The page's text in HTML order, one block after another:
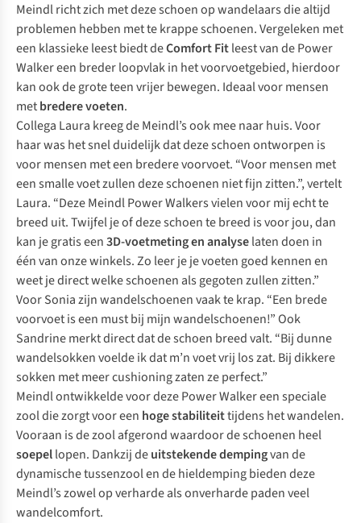
Meindl richt zich met deze schoen op wandelaars die altijd
problemen hebben met te krappe schoenen. Vergeleken met
een klassieke leest biedt deComfort Fitleest van de Power
Walker een breder loopvlak in het voorvoetgebied, hierdoor
kan ook de grote teen vrijer bewegen. Ideaal voor mensen
metbredere voeten.
Collega Laura kreeg de Meindl’s ook mee naar huis. Voor
haar was het snel duidelijk dat deze schoen ontworpen is
voor mensen met een bredere voorvoet. “Voor mensen met
een smalle voet zullen deze schoenen niet fijn zitten.”, vertelt
Laura. “Deze Meindl Power Walkers vielen voor mij echt te
breed uit. Twijfel je of deze schoen te breed is voor jou, dan
kan je gratis een3D-voetmeting en analyselaten doen in
één van onze winkels. Zo leer je je voeten goed kennen en
weet je direct welke schoenen als gegoten zullen zitten.”
Voor Sonia zijn wandelschoenen vaak te krap. “Een brede
voorvoet is een must bij mijn wandelschoenen!” Ook
Sandrine merkt direct dat de schoen breed valt. “Bij dunne
wandelsokken voelde ik dat m’n voet vrij los zat. Bij dikkere
sokken met meer cushioning zaten ze perfect.”
Meindl ontwikkelde voor deze Power Walker een speciale
zool die zorgt voor een hoge stabiliteittijdens het wandelen.
Vooraan is de zool afgerond waardoor de schoenen heel
soepellopen. Dankzij deuitstekende dempingvan de
dynamische tussenzool en de hieldemping bieden deze
Meindl’s zowel op verharde als onverharde paden veel
wandelcomfort.